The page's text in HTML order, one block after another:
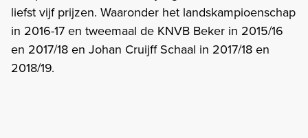
liefst vijf prijzen. Waaronder het landskampioenschap
in 2016-17 en tweemaal de KNVB Beker in 2015/16
en 2017/18 en Johan Cruijff Schaal in 2017/18 en
2018/19.